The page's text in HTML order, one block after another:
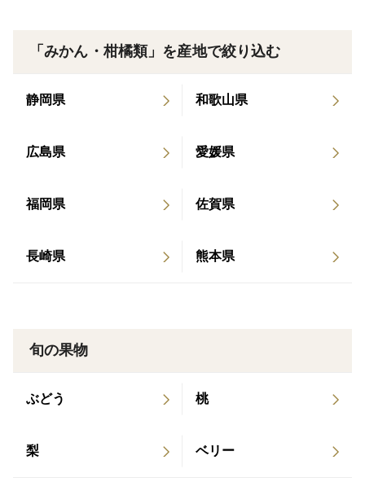
有機認証協会からの特別栽培認証も受けています。
アレルギーの原因になるガス、ワックスなど着色行為は
防腐剤の使用もしていません。
産地の特徴
認定品のことであり、総合評価が10点満点中、8点以上
【田口】2024年審査委員奨励品！
「みかん・柑橘類」を産地で絞り込む
静岡県 和歌山県
広島県 愛媛県
福岡県 佐賀県
長崎県 熊本県
旬の果物
ぶどう 桃
梨 ベリー